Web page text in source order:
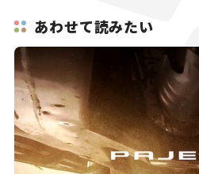
あわせて読みたい